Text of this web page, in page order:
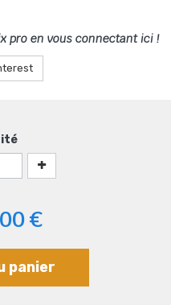
pro en vous connectant ici !
€
panier